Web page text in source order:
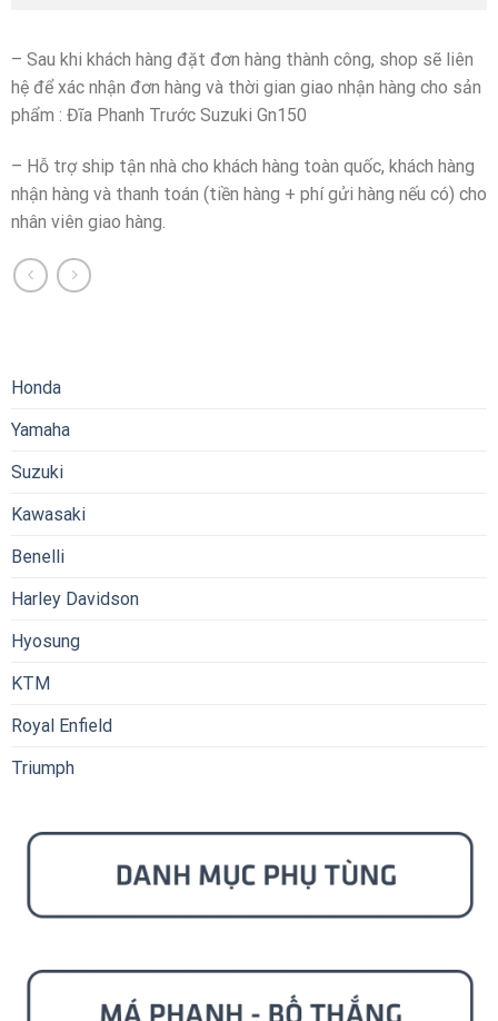
– Sau khi khách hàng đặt đơn hàng thành công, shop sẽ liên
hệ để xác nhận đơn hàng và thời gian giao nhận hàng cho sản
phẩm : Đĩa Phanh Trước Suzuki Gn150
– Hỗ trợ ship tận nhà cho khách hàng toàn quốc, khách hàng
nhận hàng và thanh toán (tiền hàng + phí gửi hàng nếu có) cho
nhân viên giao hàng.
Honda
Yamaha
Suzuki
Kawasaki
Benelli
Harley Davidson
Hyosung
KTM
Royal Enfield
Triumph